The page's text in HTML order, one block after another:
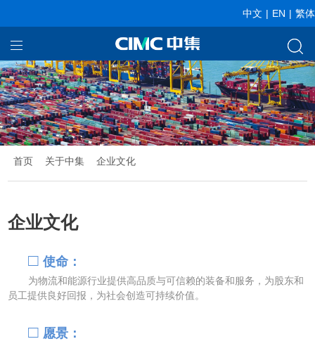
中文 | EN | 繁体
首页
我们的业务
关于中集
新闻中心
首页 关于中集 企业文化
企业文化
□使命：
为物流和能源行业提供高品质与可信赖的装备和服务，为股东和
员工提供良好回报，为社会创造可持续价值。
□ 愿景：